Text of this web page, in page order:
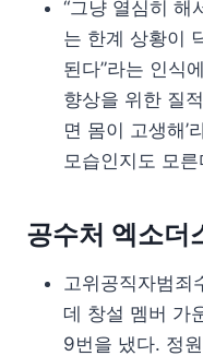
“그냥 열심히 해
는 한계 상황이
된다”라는 인식
향상을 위한 질
면 몸이 고생해’
모습인지도 모른
공수처 엑소더
고위공직자범죄
데 창설 멤버 가
9번을 냈다. 정